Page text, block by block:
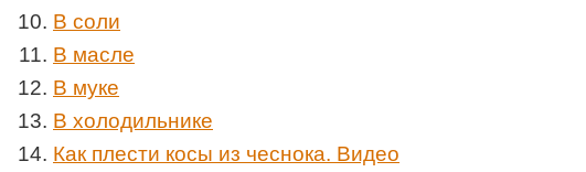
В соли
В масле
В муке
В холодильнике
Как плести косы из чеснока. Видео